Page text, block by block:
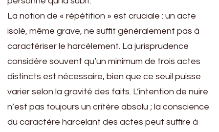
La notion de « répétition » est cruciale : un acte
isolé, même grave, ne suffit généralement pas à
caractériser le harcèlement. La jurisprudence
considère souvent qu’un minimum de trois actes
distincts est nécessaire, bien que ce seuil puisse
varier selon la gravité des faits. L’intention de nuire
n’est pas toujours un critère absolu ; la conscience
du caractère harcelant des actes peut suffire à